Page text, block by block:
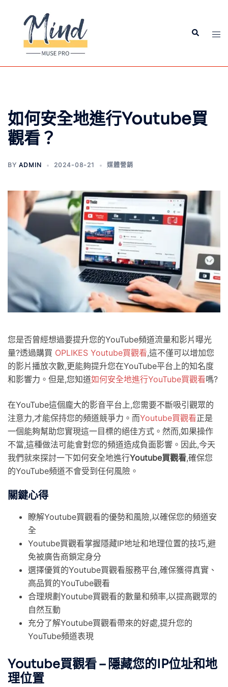
如何安全地進行Youtube買
觀看？
BY ADMIN 2024-08-21 媒體營銷
您是否曾經想過要提升您的YouTube頻道流量和影片曝光
量?透過購買 OPLIKES Youtube買觀看,這不僅可以增加您
的影片播放次數,更能夠提升您在YouTube平台上的知名度
和影響力。但是,您知道如何安全地進行YouTube買觀看嗎?
在YouTube這個龐大的影音平台上,您需要不斷吸引觀眾的
注意力,才能保持您的頻道競爭力。而Youtube買觀看正是
一個能夠幫助您實現這一目標的絕佳方式。然而,如果操作
不當,這種做法可能會對您的頻道造成負面影響。因此,今天
我們就來探討一下如何安全地進行Youtube買觀看,確保您
的YouTube頻道不會受到任何風險。
關鍵心得
瞭解Youtube買觀看的優勢和風險,以確保您的頻道安
全
Youtube買觀看掌握隱藏IP地址和地理位置的技巧,避
免被廣告商鎖定身分
選擇優質的Youtube買觀看服務平台,確保獲得真實、
高品質的YouTube觀看
合理規劃Youtube買觀看的數量和頻率,以提高觀眾的
自然互動
充分了解Youtube買觀看帶來的好處,提升您的
YouTube頻道表現
Youtube買觀看 – 隱藏您的IP位址和地
理位置